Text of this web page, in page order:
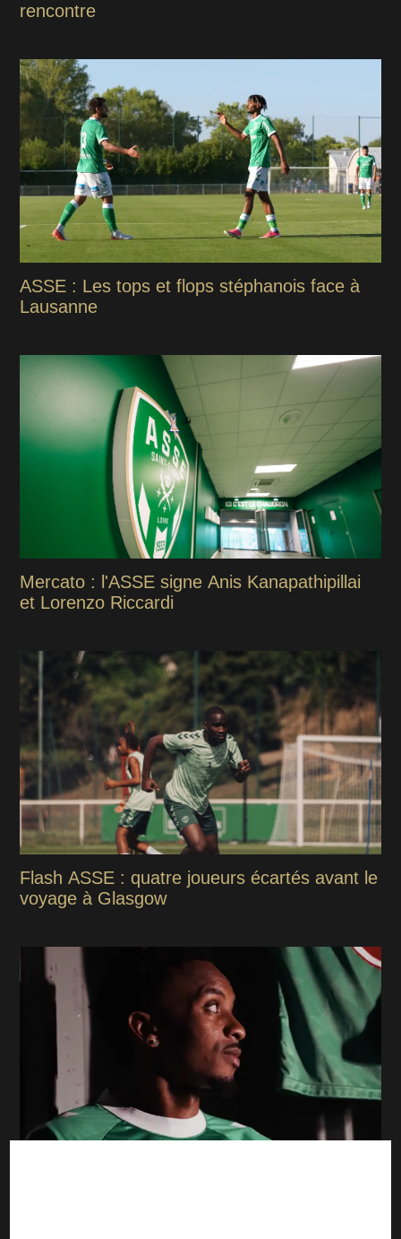
rencontre
ASSE : Les tops et flops stéphanois face à
Lausanne
Mercato : l'ASSE signe Anis Kanapathipillai
et Lorenzo Riccardi
Flash ASSE : quatre joueurs écartés avant le
voyage à Glasgow